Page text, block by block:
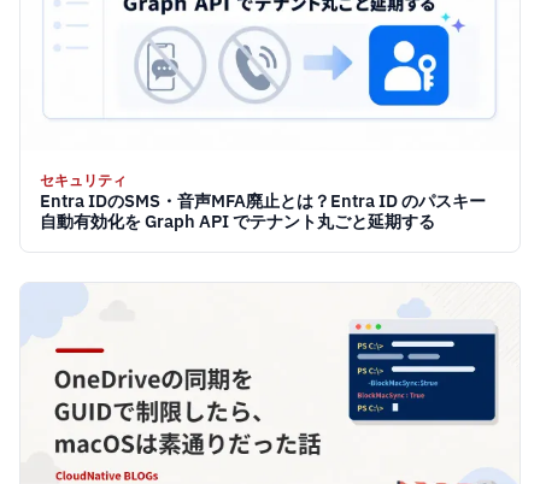
セキュリティ
Entra IDのSMS・音声MFA廃止とは？Entra ID のパスキー
自動有効化を Graph API でテナント丸ごと延期する